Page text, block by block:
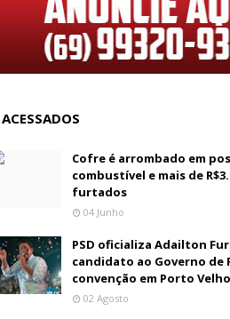
Cofre é arrombado em
combustível e mais de
furtados
04 Junho
PSD oficializa Adailton
candidato ao Governo de
convenção em Porto Velho
02 Agosto